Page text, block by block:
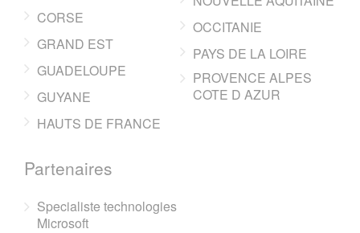
CORSE
GRAND EST
GUADELOUPE
GUYANE
HAUTS DE FRANCE
OCCITANIE
PAYS DE LA LOIRE
PROVENCE ALPES
COTE D AZUR
Partenaires
Specialiste technologies
Microsoft